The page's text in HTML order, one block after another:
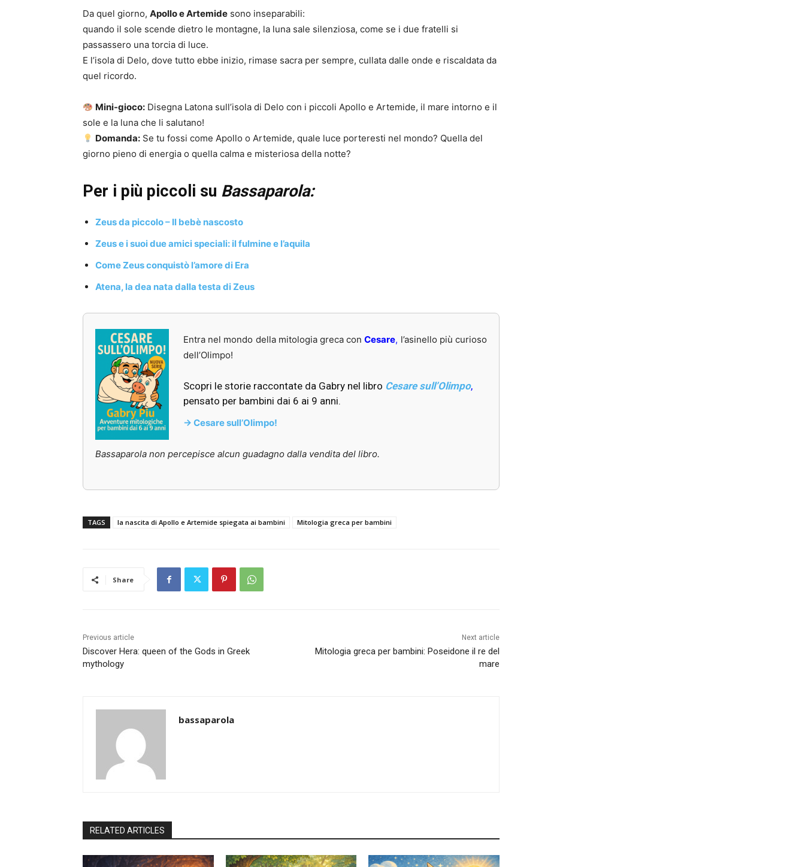
Da quel giorno, Apollo e Artemide sono inseparabili:
quando il sole scende dietro le montagne, la luna sale silenziosa, come se i due fratelli si
passassero una torcia di luce.
E l’isola di Delo, dove tutto ebbe inizio, rimase sacra per sempre, cullata dalle onde e riscaldata da
quel ricordo.
Mini-gioco: Disegna Latona sull’isola di Delo con i piccoli Apollo e Artemide, il mare intorno e il
sole e la luna che li salutano!
Domanda: Se tu fossi come Apollo o Artemide, quale luce porteresti nel mondo? Quella del
giorno pieno di energia o quella calma e misteriosa della notte?
Per i più piccoli su Bassaparola:
Zeus da piccolo – Il bebè nascosto
Zeus e i suoi due amici speciali: il fulmine e l’aquila
Come Zeus conquistò l’amore di Era
Atena, la dea nata dalla testa di Zeus
Entra nel mondo della mitologia greca conCesare, l’asinello più curioso
dell’Olimpo!
Scopri le storie raccontate da Gabry nel libro Cesare sull’Olimpo,
pensato per bambini dai 6 ai 9 anni.
-> Cesare sull’Olimpo!
Bassaparola non percepisce alcun guadagno dalla vendita del libro.
TAGS la nascita di Apollo e Artemide spiegata ai bambini Mitologia greca per bambini
Share
Previous article
Discover Hera: queen of the Gods in Greek
mythology
Next article
Mitologia greca per bambini: Poseidone il re del
mare
bassaparola
RELATED ARTICLES